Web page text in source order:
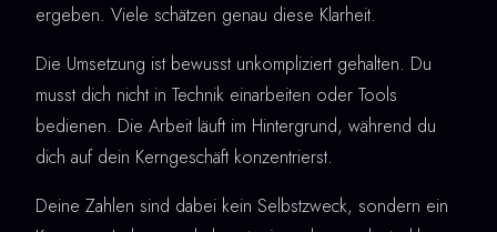
ergeben. Viele schätzen genau diese Klarheit.
Die Umsetzung ist bewusst unkompliziert gehalten. Du
musst dich nicht in Technik einarbeiten oder Tools
bedienen. Die Arbeit läuft im Hintergrund, während du
dich auf dein Kerngeschäft konzentrierst.
Deine Zahlen sind dabei kein Selbstzweck, sondern ein